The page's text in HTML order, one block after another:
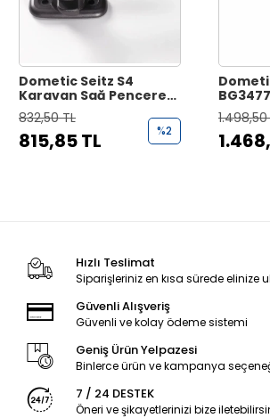
Dometic Seitz S4
Karavan Sağ Pencere
Kilidi
832,50 TL
815,85 TL %2
Kolu
1.498,50
Hızlı Teslimat
Siparişleriniz en kısa sürede elinize
Güvenli Alışveriş
Güvenli ve kolay ödeme sistemi
Geniş Ürün Yelpazesi
Binlerce ürün ve kampanya
7 / 24 DESTEK
Öneri ve şikayetlerinizi bize